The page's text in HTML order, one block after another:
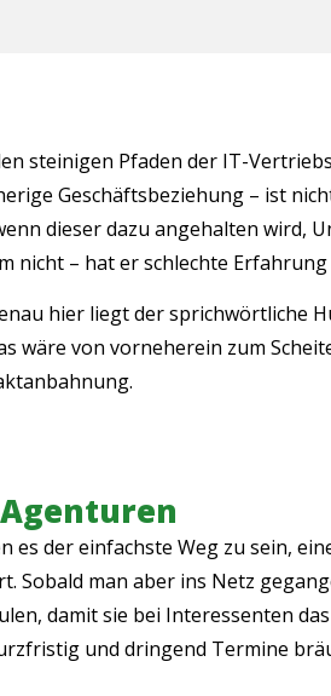
steinigen Pfaden der IT-
Geschäftsbeziehung – ist
dieser dazu angehalten wird,
nicht – hat er schlechte
hier liegt der sprichwörtliche
wäre von vorneherein zum
es der einfachste Weg zu sein,
Sobald man aber ins Netz
damit sie bei Interessenten
und dringend Termine